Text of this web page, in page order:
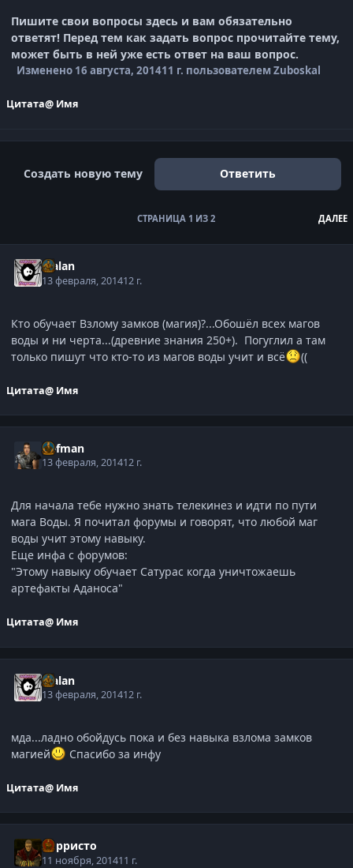
Пишите свои вопросы здесь и вам обязательно
ответят! Перед тем как задать вопрос прочитайте тему,
может быть в ней уже есть ответ на ваш вопрос.
Изменено 16 августа, 201411 г. пользователем Zuboskal
Цитата@ Имя
Создать новую тему Ответить
ДАЛЕЕ
СТРАНИЦА 1 ИЗ 2
Malan
13 февраля, 201412 г.
Кто обучает Взлому замков (магия)?...Обошёл всех магов
воды и ни черта...(древние знания 250+). Погуглил а там
только пишут что кто-то из магов воды учит и всё
((
Цитата@ Имя
Defman
13 февраля, 201412 г.
Для начала тебе нужно знать телекинез и идти по пути
мага Воды. Я почитал форумы и говорят, что любой маг
воды учит этому навыку.
Еще инфа с форумов:
"Этому навыку обучает Сатурас когда уничтожаешь
артефакты Аданоса"
Цитата@ Имя
Malan
13 февраля, 201412 г.
мда...ладно обойдусь пока и без навыка взлома замков
магией
Спасибо за инфу
Цитата@ Имя
Корристо
11 ноября, 201411 г.